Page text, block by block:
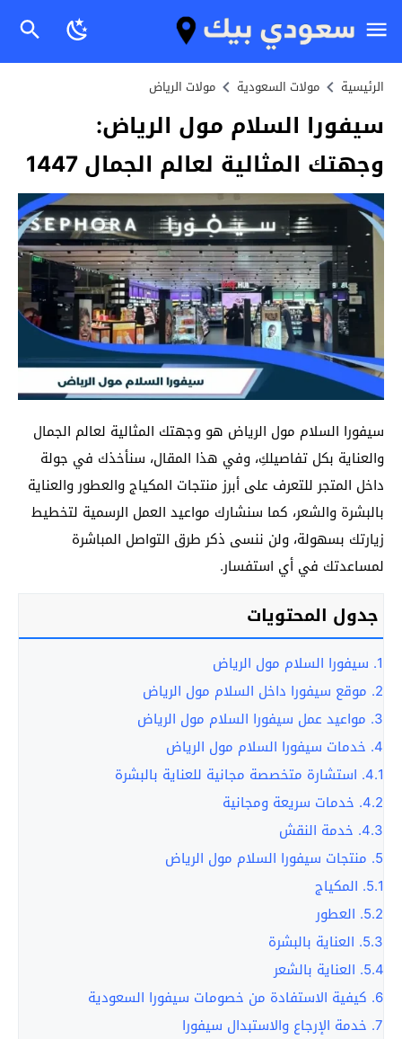
الرئيسية مولات السعودية مولات الرياض
سيفورا السلام مول الرياض:
وجهتك المثالية لعالم الجمال 1447
سيفورا السلام مول الرياض هو وجهتك المثالية لعالم الجمال
والعناية بكل تفاصيلكِ، وفي هذا المقال، سنأخذك في جولة
داخل المتجر للتعرف على أبرز منتجات المكياج والعطور والعناية
بالبشرة والشعر، كما سنشارك مواعيد العمل الرسمية لتخطيط
زيارتك بسهولة، ولن ننسى ذكر طرق التواصل المباشرة
لمساعدتك في أي استفسار.
جدول المحتويات
1. سيفورا السلام مول الرياض
2. موقع سيفورا داخل السلام مول الرياض
3. مواعيد عمل سيفورا السلام مول الرياض
4. خدمات سيفورا السلام مول الرياض
4.1. استشارة متخصصة مجانية للعناية بالبشرة
4.2. خدمات سريعة ومجانية
4.3. خدمة النقش
5. منتجات سيفورا السلام مول الرياض
5.1. المكياج
5.2. العطور
5.3. العناية بالبشرة
5.4. العناية بالشعر
6. كيفية الاستفادة من خصومات سيفورا السعودية
7. خدمة الإرجاع والاستبدال سيفورا